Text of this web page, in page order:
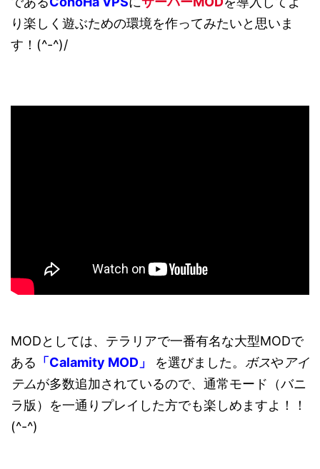
り楽しく遊ぶための環境を作ってみたいと思いま
す！(^-^)/
MODとしては、テラリアで一番有名な大型MODで
ある 「Calamity MOD」 を選びました。 ボスや アイ
テムが多数追加されているので、通常モード（バニ
ラ版）を一通りプレイした方でも楽しめますよ！！
(^-^)